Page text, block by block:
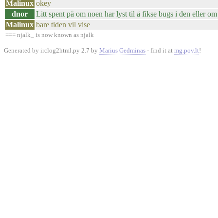
Malinux okey
dnor
Litt spent på om noen har lyst til å fikse bugs i den eller
Malinux bare tiden vil vise
=== njalk_ is now known as njalk
Generated by irclog2html.py 2.7 by Marius Gedminas - find it at mg.pov.lt!